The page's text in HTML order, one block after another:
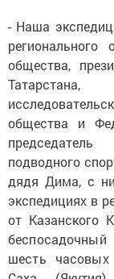
- Наша
регионального
общества,
общества и
подводного
дядя Дима, с
экспедициях в
от Казанского
шесть часовых